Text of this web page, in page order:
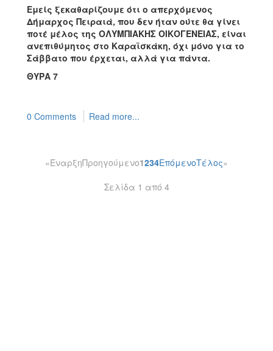
Εμείς ξεκαθαρίζουμε ότι ο απερχόμενος
Δήμαρχος Πειραιά, που δεν ήταν ούτε θα γίνει
ποτέ μέλος της ΟΛΥΜΠΙΑΚΗΣ ΟΙΚΟΓΕΝΕΙΑΣ, είναι
ανεπιθύμητος στο Καραϊσκάκη, όχι μόνο για το
Σάββατο που έρχεται, αλλά για πάντα.
ΘΥΡΑ 7
0 Comments Read more...
«ΈναρξηΠροηγούμενο1234ΕπόμενοΤέλος»
Σελίδα 1 από 4